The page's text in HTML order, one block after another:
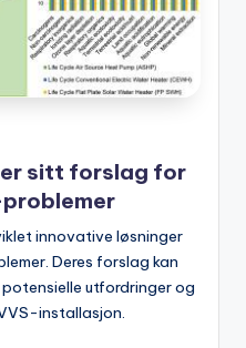
sitt forslag for
innovative løsninger
Deres forslag kan
utfordringer og
installasjon.